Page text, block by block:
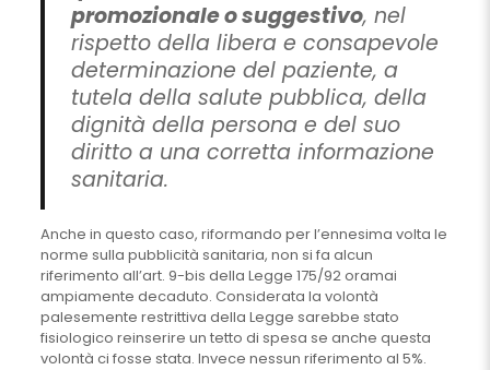
promozionale o suggestivo, nel
rispetto della libera e consapevole
determinazione del paziente, a
tutela della salute pubblica, della
dignità della persona e del suo
diritto a una corretta informazione
sanitaria.
Anche in questo caso, riformando per l’ennesima volta le
norme sulla pubblicità sanitaria, non si fa alcun
riferimento all’art. 9-bis della Legge 175/92 oramai
ampiamente decaduto. Considerata la volontà
palesemente restrittiva della Legge sarebbe stato
fisiologico reinserire un tetto di spesa se anche questa
volontà ci fosse stata. Invece nessun riferimento al 5%.